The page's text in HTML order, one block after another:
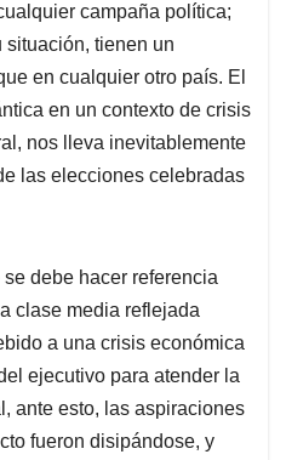
campaña política;
situación, tienen un
en cualquier otro país. El
en un contexto de crisis
nos lleva inevitablemente
las elecciones celebradas
debe hacer referencia
clase media reflejada
a una crisis económica
ejecutivo para atender la
ante esto, las aspiraciones
fueron disipándose, y